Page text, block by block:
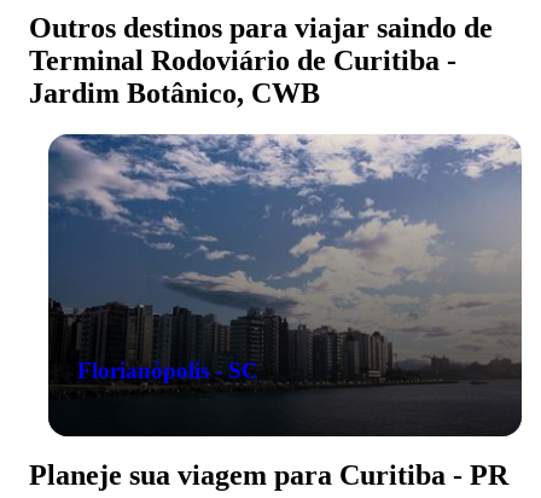
Outros destinos para viajar saindo de
Terminal Rodoviário de Curitiba -
Jardim Botânico, CWB
Florianópolis - SC
Planeje sua viagem para Curitiba - PR